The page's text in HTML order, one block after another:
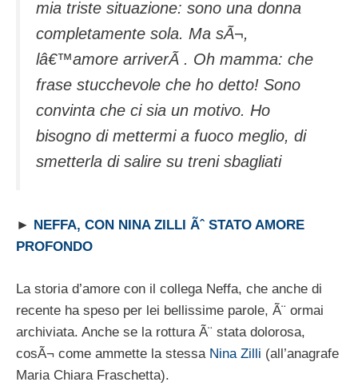
mia triste situazione: sono una donna
completamente sola. Ma sÃ¬,
lâ€™amore arriverÃ . Oh mamma: che
frase stucchevole che ho detto! Sono
convinta che ci sia un motivo. Ho
bisogno di mettermi a fuoco meglio, di
smetterla di salire su treni sbagliati
► NEFFA, CON NINA ZILLI Ãˆ STATO AMORE
PROFONDO
La storia d’amore con il collega Neffa, che anche di
recente ha speso per lei bellissime parole, Ã¨ ormai
archiviata. Anche se la rottura Ã¨ stata dolorosa,
cosÃ¬ come ammette la stessa Nina Zilli (all’anagrafe
Maria Chiara Fraschetta).